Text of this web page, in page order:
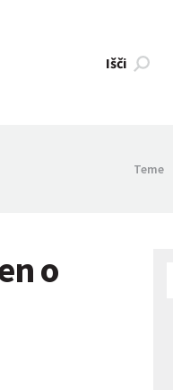
Išči
Teme
o